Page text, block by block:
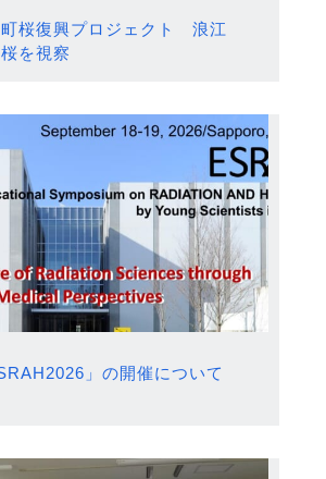
桜復興プロジェクト 浪江
を視察
」の開催について